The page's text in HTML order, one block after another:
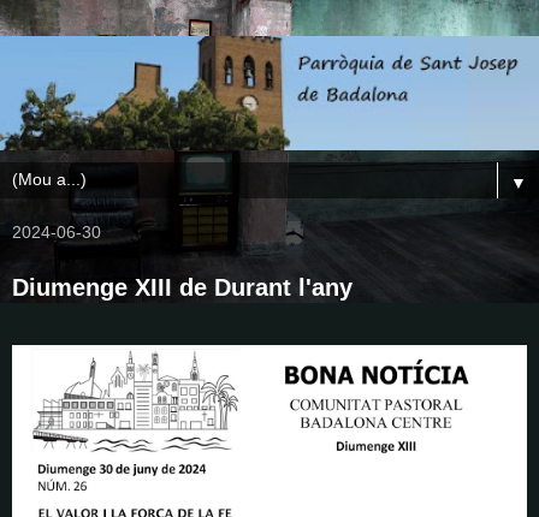
▼
2024-06-30
Diumenge XIII de Durant l'any